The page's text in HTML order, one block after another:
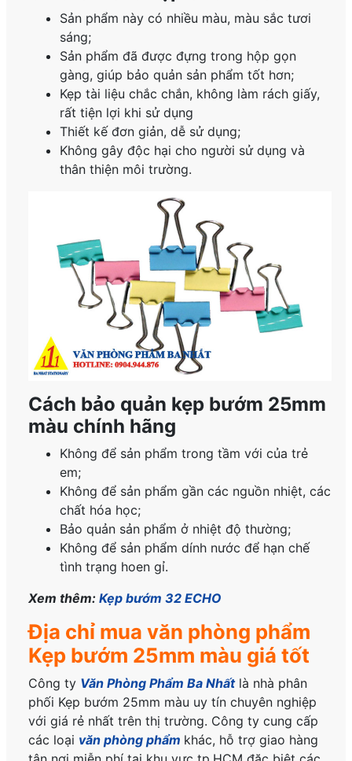
Sản phẩm này có nhiều màu, màu sắc tươi
sáng;
Sản phẩm đã được đựng trong hộp gọn
gàng, giúp bảo quản sản phẩm tốt hơn;
Kẹp tài liệu chắc chắn, không làm rách giấy,
rất tiện lợi khi sử dụng
Thiết kế đơn giản, dễ sử dụng;
Không gây độc hại cho người sử dụng và
thân thiện môi trường.
Cách bảo quản kẹp bướm 25mm
màu chính hãng
Không để sản phẩm trong tầm với của trẻ
em;
Không để sản phẩm gần các nguồn nhiệt, các
chất hóa học;
Bảo quản sản phẩm ở nhiệt độ thường;
Không để sản phẩm dính nước để hạn chế
tình trạng hoen gỉ.
Xem thêm:Kẹp bướm 32 ECHO
Địa chỉ mua văn phòng phẩm
Kẹp bướm 25mm màu giá tốt
Công ty Văn Phòng Phẩm Ba Nhấtlà nhà phân
phối Kẹp bướm 25mm màu uy tín chuyên nghiệp
với giá rẻ nhất trên thị trường. Công ty cung cấp
các loại văn phòng phẩm khác, hỗ trợ giao hàng